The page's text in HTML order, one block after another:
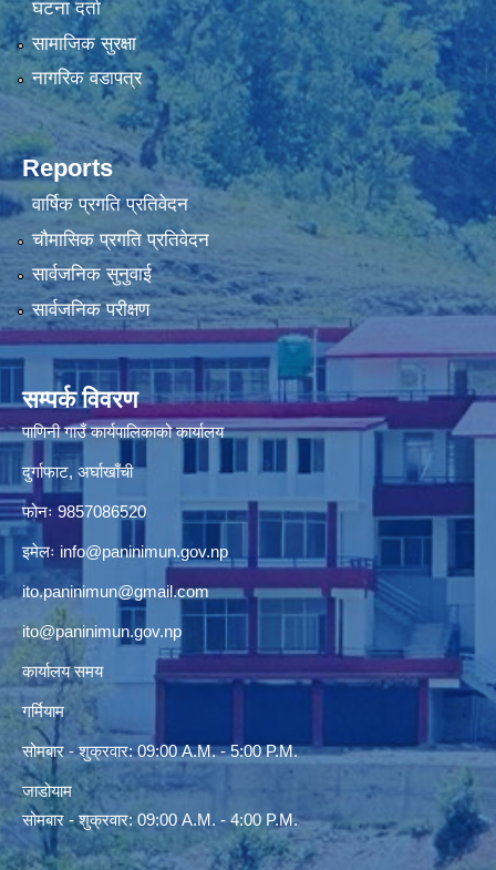
घटना दर्ता
सामाजिक सुरक्षा
नागरिक वडापत्र
Reports
वार्षिक प्रगति प्रतिवेदन
चौमासिक प्रगति प्रतिवेदन
सार्वजनिक सुनुवाई
सार्वजनिक परीक्षण
सम्पर्क विवरण
पाणिनी गाउँ कार्यपालिकाको कार्यालय
दुर्गाफाट, अर्घाखाँची
फोनः 9857086520
इमेलः info@paninimun.gov.np
ito.paninimun@gmail.com
ito@paninimun.gov.np
कार्यालय समय
गर्मियाम
सोमबार - शुक्रवार: 09:00 A.M. - 5:00 P.M.
जाडोयाम
सोमबार - शुक्रवार: 09:00 A.M. - 4:00 P.M.